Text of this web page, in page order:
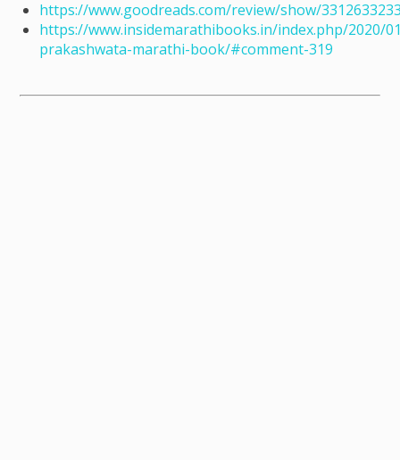
https://www.goodreads.com/review/show/
https://www.insidemarathibooks.in/index.php/2020/
prakashwata-marathi-book/#comment-319